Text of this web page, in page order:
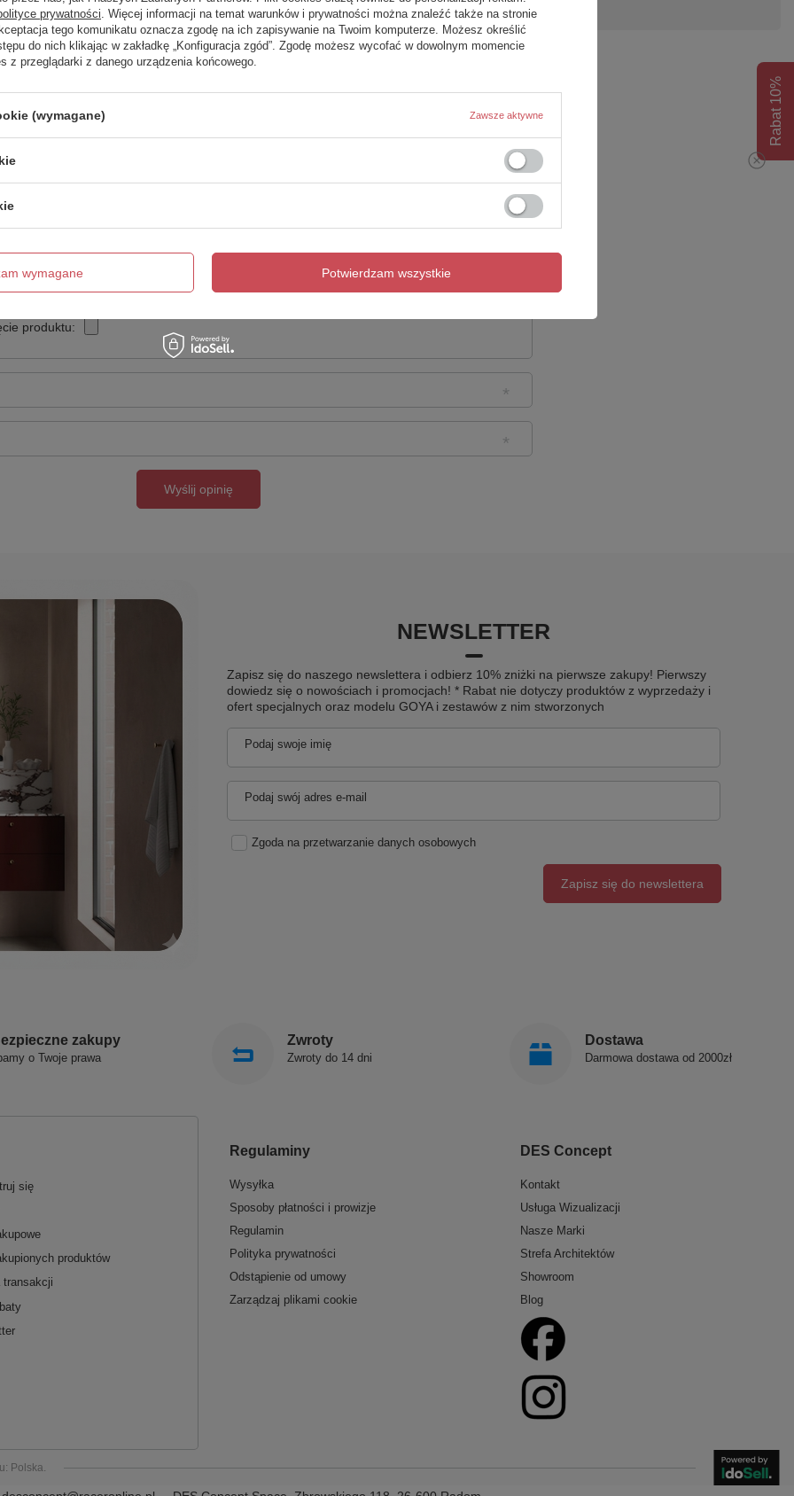
produktu:
Wyślij opinię
NEWSLETTER
Zapisz się do naszego newslettera i odbierz 10% zniżki na pierwsze zakupy! Pierwszy
dowiedz się o nowościach i promocjach! * Rabat nie dotyczy produktów z wyprzedaży i
ofert specjalnych oraz modelu GOYA i zestawów z nim stworzonych
Podaj swoje imię
Podaj swój adres e-mail
Zgoda na przetwarzanie danych osobowych
Zapisz się do newslettera
zakupy
o Twoje prawa
Zwroty
Zwroty do 14 dni
Dostawa
Darmowa dostawa od 2000zł
się
produktów
transakcji
Regulaminy
Wysyłka
Sposoby płatności i prowizje
Regulamin
Polityka prywatności
Odstąpienie od umowy
Zarządzaj plikami cookie
DES Concept
Kontakt
Usługa Wizualizacji
Nasze Marki
Strefa Architektów
Showroom
Blog
Polska
Rabat 10%
prywatności. Więcej informacji na temat warunków i prywatności można znaleźć także na stronie
tego komunikatu oznacza zgodę na ich zapisywanie na Twoim komputerze. Możesz określić
do nich klikając w zakładkę „Konfiguracja zgód”. Zgodę możesz wycofać w dowolnym momencie
z przeglądarki z danego urządzenia końcowego.
(wymagane) Zawsze aktywne
wymagane Potwierdzam wszystkie